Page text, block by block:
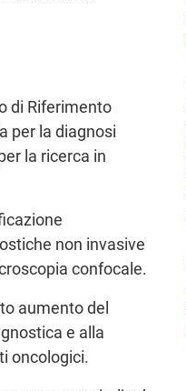
di Riferimento
per la diagnosi
la ricerca in
non invasive
confocale.
aumento del
e alla
oncologici.